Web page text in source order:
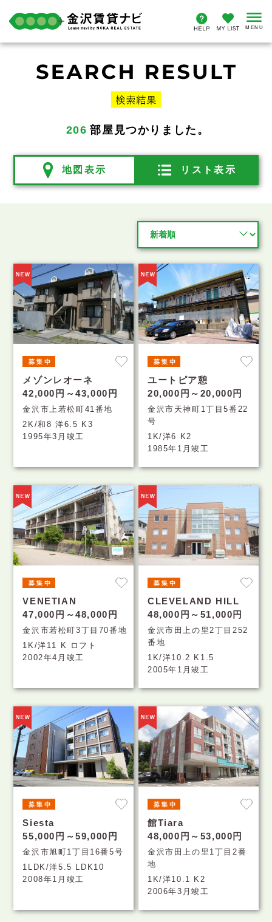
206 部屋見つかりました。
地図表示 リスト表示
メゾンレオーネ
42,000円～43,000円
金沢市上若松町41番地
2K/和8 洋6.5 K3
1995年3月竣工
ユートピア憩
20,000円～20,000円
金沢市天神町1丁目5番22
号
1K/洋6 K2
1985年1月竣工
VENETIAN
47,000円～48,000円
金沢市若松町3丁目70番地
1K/洋11 K ロフト
2002年4月竣工
CLEVELAND HILL
48,000円～51,000円
金沢市田上の里2丁目252
番地
1K/洋10.2 K1.5
2005年1月竣工
Siesta
55,000円～59,000円
金沢市旭町1丁目16番5号
1LDK/洋5.5 LDK10
2008年1月竣工
館Tiara
48,000円～53,000円
金沢市田上の里1丁目2番
地
1K/洋10.1 K2
2006年3月竣工